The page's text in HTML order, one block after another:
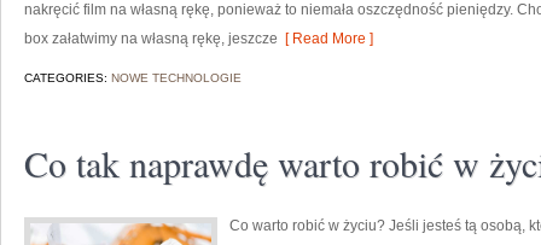
nakręcić film na własną rękę, ponieważ to niemała oszczędność pieniędzy.
box załatwimy na własną rękę, jeszcze [ Read More ]
CATEGORIES: NOWE TECHNOLOGIE
Co tak naprawdę warto robić w
Co warto robić w życiu? Jeśli jesteś tą osobą,